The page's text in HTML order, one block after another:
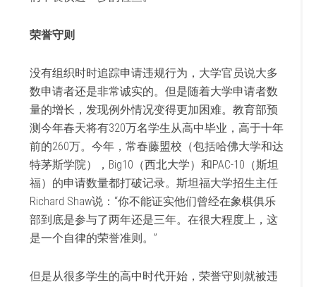
荣誉守则
没有组织时时追踪申请违规行为，大学官员说大多
数申请者还是非常诚实的。但是随着大学申请者数
量的增长，发现例外情况变得更加困难。教育部预
测今年春天将有320万名学生从高中毕业，高于十年
前的260万。今年，常春藤盟校（包括哈佛大学和达
特茅斯学院），Big10（西北大学）和PAC-10（斯坦
福）的申请数量都打破记录。斯坦福大学招生主任
Richard Shaw说：“你不能证实他们曾经在象棋俱乐
部到底是参与了两年还是三年。在很大程度上，这
是一个自律的荣誉准则。”
但是从很多学生的高中时代开始，荣誉守则就被违